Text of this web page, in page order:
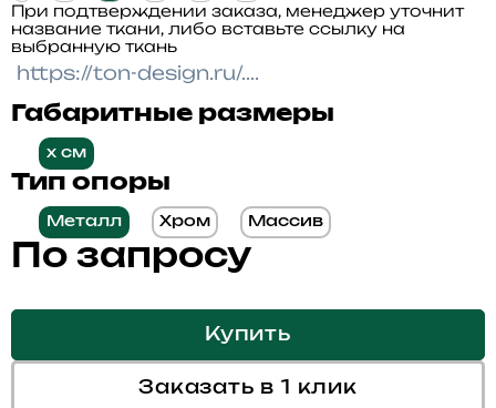
При подтверждении заказа, менеджер уточнит
название ткани, либо вставьте ссылку на
выбранную ткань
Габаритные размеры
x см
Тип опоры
Металл Хром Массив
По запросу
Купить
Заказать в 1 клик